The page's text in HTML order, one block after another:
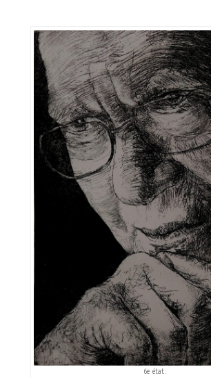
6e état.